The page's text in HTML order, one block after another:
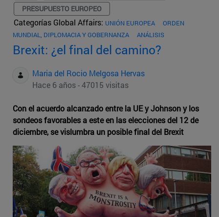
PRESUPUESTO EUROPEO
Categorías Global Affairs: UNIÓN EUROPEA
ORDEN
MUNDIAL, DIPLOMACIA Y GOBERNANZA
ANÁLISIS
Brexit: ¿el final del camino?
Maria del Rocio Melgosa Hervas
Hace 6 años - 47015 visitas
Con el acuerdo alcanzado entre la UE y Johnson y los
sondeos favorables a este en las elecciones del 12 de
diciembre, se vislumbra un posible final del Brexit